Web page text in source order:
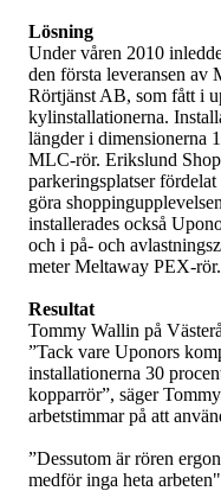
Lösning
Under våren 2010
den första leveransen
Rörtjänst AB, som fått i
kylinstallationerna.
längder i dimensionerna
MLC-rör. Erikslund
parkeringsplatser
göra
installerades också
och i på- och
meter Meltaway PEX-rör.
Resultat
Tommy Wallin på
”Tack vare Uponors
installationerna 30
kopparrör”, säger
arbetstimmar på att
”Dessutom är rören
medför inga heta